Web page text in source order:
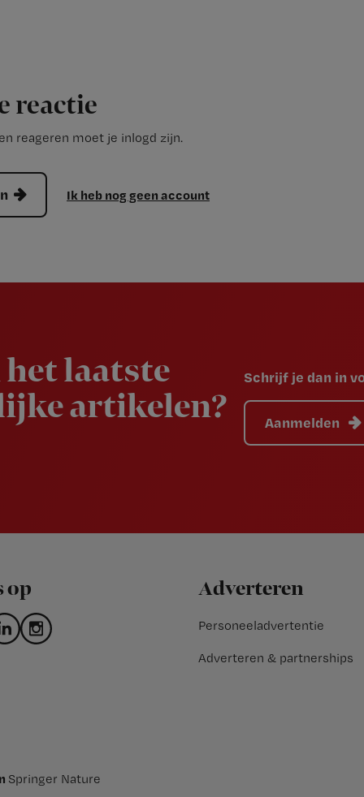
reactie
reageren moet je inlogd zijn.
Ik heb nog geen account
laatste
artikelen?
Schrijf je dan in
Aanmelden
op Adverteren
Personeeladvertentie
Adverteren & partnerships
Springer Nature